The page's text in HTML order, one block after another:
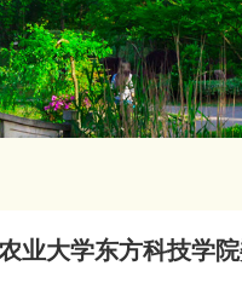
业大学东方科技学